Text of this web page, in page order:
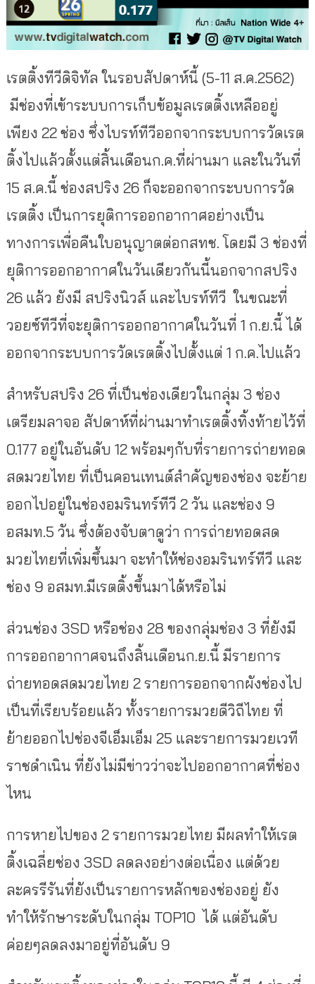
เรตติ้งทีวีดิจิทัล ในรอบสัปดาห์นี้ (5-11 ส.ค.2562)
มีช่องที่เข้าระบบการเก็บข้อมูลเรตติ้งเหลืออยู่
เพียง 22 ช่อง ซึ่งไบรท์ทีวีออกจากระบบการวัดเรต
ติ้งไปแล้วตั้งแต่สิ้นเดือนก.ค.ที่ผ่านมา และในวันที่
15 ส.ค.นี้ ช่องสปริง 26 ก็จะออกจากระบบการวัด
เรตติ้ง เป็นการยุติการออกอากาศอย่างเป็น
ทางการเพื่อคืนใบอนุญาตต่อกสทช. โดยมี 3 ช่องที่
ยุติการออกอากาศในวันเดียวกันนี้นอกจากสปริง
26 แล้ว ยังมี สปริงนิวส์ และไบรท์ทีวี ในขณะที่
วอยซ์ทีวีที่จะยุติการออกอากาศในวันที่ 1 ก.ย.นี้ ได้
ออกจากระบบการวัดเรตติ้งไปตั้งแต่ 1 ก.ค.ไปแล้ว
สำหรับสปริง 26 ที่เป็นช่องเดียวในกลุ่ม 3 ช่อง
เตรียมลาจอ สัปดาห์ที่ผ่านมาทำเรตติ้งทิ้งท้ายไว้ที่
0.177 อยู่ในอันดับ 12 พร้อมๆกับที่รายการถ่ายทอด
สดมวยไทย ที่เป็นคอนเทนต์สำคัญของช่อง จะย้าย
ออกไปอยู่ในช่องอมรินทร์ทีวี 2 วัน และช่อง 9
อสมท.5 วัน ซึ่งต้องจับตาดูว่า การถ่ายทอดสด
มวยไทยที่เพิ่มขึ้นมา จะทำให้ช่องอมรินทร์ทีวี และ
ช่อง 9 อสมท.มีเรตติ้งขึ้นมาได้หรือไม่
ส่วนช่อง 3SD หรือช่อง 28 ของกลุ่มช่อง 3 ที่ยังมี
การออกอากาศจนถึงสิ้นเดือนก.ย.นี้ มีรายการ
ถ่ายทอดสดมวยไทย 2 รายการออกจากผังช่องไป
เป็นที่เรียบร้อยแล้ว ทั้งรายการมวยดีวิถีไทย ที่
ย้ายออกไปช่องจีเอ็มเอ็ม 25 และรายการมวยเวที
ราชดำเนิน ที่ยังไม่มีข่าวว่าจะไปออกอากาศที่ช่อง
ไหน
การหายไปของ 2 รายการมวยไทย มีผลทำให้เรต
ติ้งเฉลี่ยช่อง 3SD ลดลงอย่างต่อเนื่อง แต่ด้วย
ละครรีรันที่ยังเป็นรายการหลักของช่องอยู่ ยัง
ทำให้รักษาระดับในกลุ่ม TOP10 ได้ แต่อันดับ
ค่อยๆลดลงมาอยู่ที่อันดับ 9